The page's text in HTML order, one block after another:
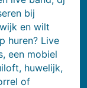
bij
en wilt
huren? Live
een mobiel
huwelijk,
of